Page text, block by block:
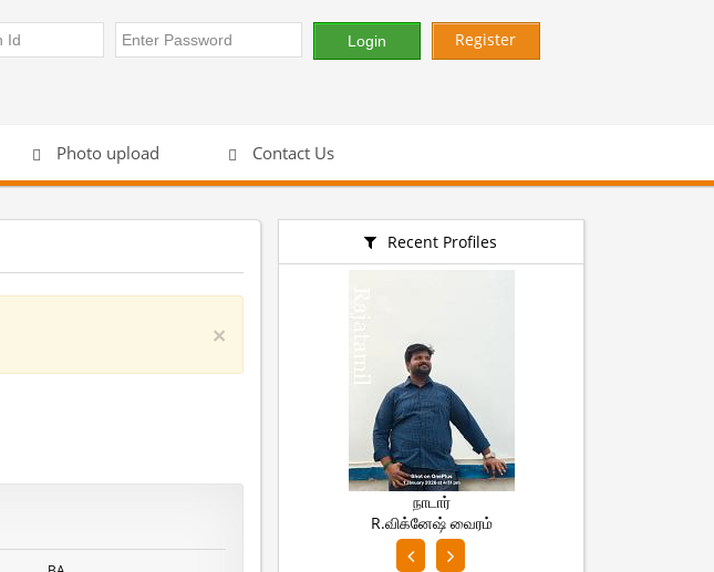
Register
Photo upload Contact Us
×
Recent Profiles
நாடார்
R.விக்னேஷ் வைரம்